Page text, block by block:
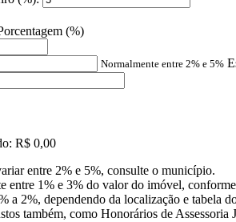
(%)
Normalmente entre 2% e 5%
R$ 0,00
entre 2% e 5%, consulte o município.
entre 1% e 3% do valor do imóvel,
a 2%, dependendo da localização e tabela
também, como Honorários de Assessoria